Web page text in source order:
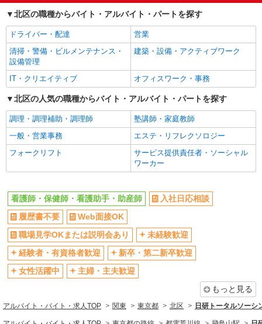
十条＊高日収＊高齢者向け住宅の看護師＊パー
ト勤務
時給2400円〜＜交通費全額支給(ガソリン代含
む)＞
北区
キープ 詳細を見る
株式会社トラストグロース 新宿本社 第3営業部
特別養護老人ホームでの看護師
時給：准看護師2500円/看護師2600円 ※資格や
東京都北区
キープ 詳細を見る
職業紹介
株式会社kotrio /●SW-S-2078073
何歳から始めても浮かない職場◎幅広い年齢層
が働く看護助手＊
時給1550円〜2312円 ＜交通費全支給(ガソリ
北区
同じ特徴から飛鳥山駅の求人を探す
入社日応相談
履歴書不要
Web面接OK
職場見学OKまたは説明会あり
未経験歓迎
新卒・第二新卒歓迎
女性活躍中
主婦・主夫歓迎
フリーター歓迎
学歴不問
ブランクOK
ミドル（40代～）活躍中
エルダー（50代～）活躍中
シニア（60代～）活躍中
昇給あり
週2～3日勤務OK
時間や曜日が選べる・シフト自由
深夜
禁煙・分煙
転勤なし
登録制
交通費支給
社会保険あり
社割・特典あり
研修制度あり
資格取得支援制度あり
医療・介護・福祉
北区の職種からバイト・アルバイト・パートを探す
ドライバー・配達
営業
清掃・警備・ビルメンテナンス・
設備管理
建築・設備・アクティブワーク
IT・クリエイティブ オフィスワーク・事務
北区の人気の職種からバイト・アルバイト・パートを探す
調理・調理補助・調理師
塾講師・家庭教師
一般・営業事務
エステ・リフレクソロジー
フォークリフト
サービス提供責任者・ソーシャル
ワーカー
看護師・保健師・看護助手・助産師
入社日応相談
履歴書不要
Web面接OK
職場見学OKまたは説明会あり
未経験歓迎
経験者・有資格者歓迎
新卒・第二新卒歓迎
女性活躍中
主婦・主夫歓迎
もっと見る
アルバイト・バイト・求人TOP 関東 東京都 北区 日研トータルソー